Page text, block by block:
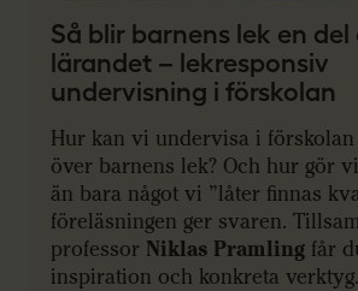
Så blir barnens lek en del
lärandet – lekresponsiv
undervisning i förskolan
Hur kan vi undervisa i förskolan
över barnens lek? Och hur gör
än bara något vi ”låter finnas
föreläsningen ger svaren.
professor Niklas Pramling får
inspiration och konkreta verktyg.